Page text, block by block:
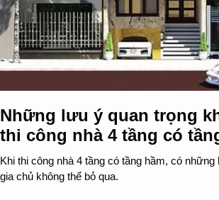
Những lưu ý quan trọng
thi công nhà 4 tầng có
Khi thi công nhà 4 tầng có tầng hầm, có
gia chủ không thể bỏ qua.